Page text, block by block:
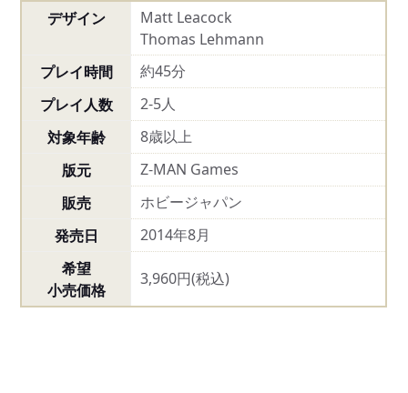
デザイン
Matt Leacock
Thomas Lehmann
プレイ時間
約45分
プレイ人数
2-5人
対象年齢
8歳以上
版元
Z-MAN Games
販売
ホビージャパン
発売日
2014年8月
希望
小売価格
3,960円(税込)